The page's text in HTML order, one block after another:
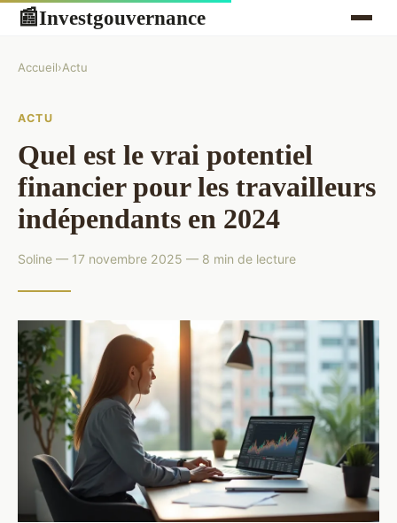
📰Investgouvernance
Accueil›Actu
ACTU
Quel est le vrai potentiel
financier pour les travailleurs
indépendants en 2024
Soline — 17 novembre 2025 — 8 min de lecture